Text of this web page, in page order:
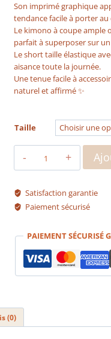
Son imprimé graphique
tendance facile à porter
Le kimono à coupe ample
parfait à superposer sur
Le short taille élastique
aisance toute la journée.
Une tenue facile à
naturel et affirmé ✨
Taille
Anaya
Satisfaction garantie
Paiement sécurisé
PAIEMENT SÉCURISÉ
(0)